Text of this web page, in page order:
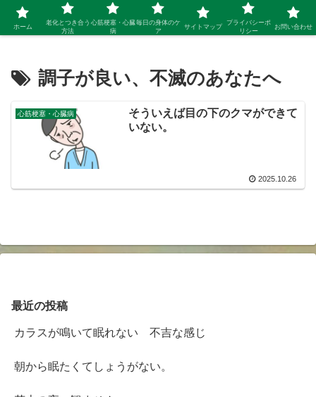
シニア 新しい人生を開拓するブログ
調子が良い、不滅のあなたへ
心筋梗塞・心臓病
そういえば目の下のクマができて
いない。
2025.10.26
最近の投稿
カラスが鳴いて眠れない 不吉な感じ
朝から眠たくてしょうがない。
ホーム
老化とつき合う
方法
心筋梗塞・心臓
病
毎日の身体のケ
ア
サイトマップ
プライバシーポ
リシー
お問い合わせ